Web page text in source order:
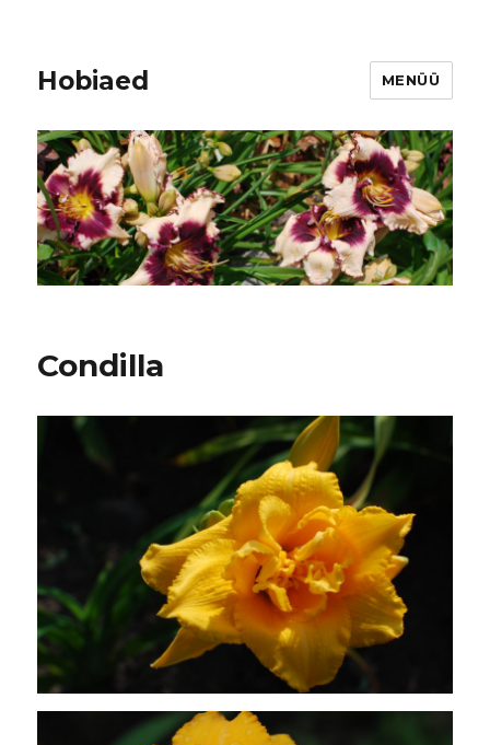
Hobiaed MENÜÜ
Condilla